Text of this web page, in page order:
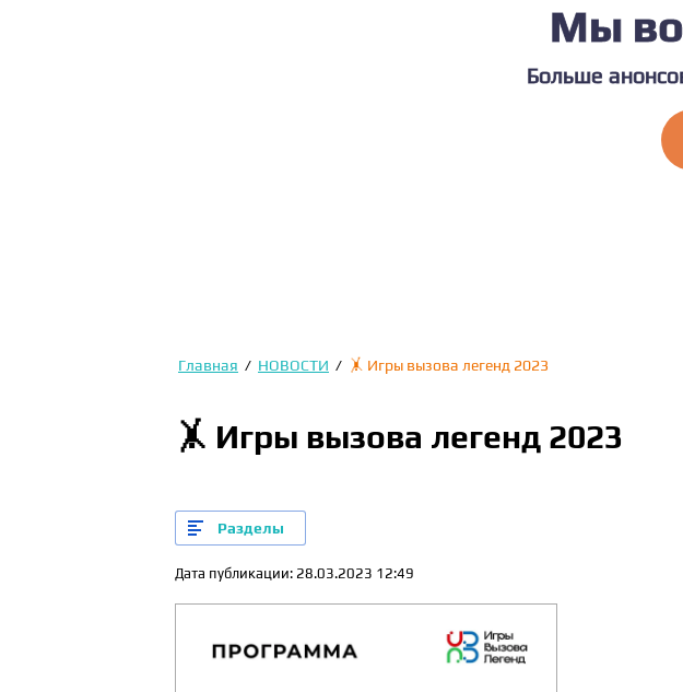
Мы во
Больше
Главная / НОВОСТИ / 🤸 Игры вызова легенд 2023
🤸 Игры вызова легенд 2023
Разделы
Дата публикации: 28.03.2023 12:49